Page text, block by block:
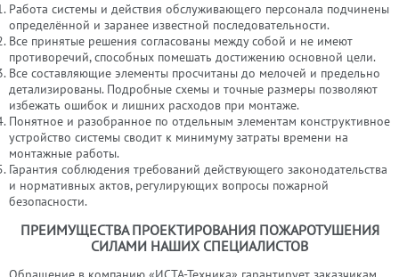
Работа системы и действия обслуживающего персонала подчинены
определённой и заранее известной последовательности.
Все принятые решения согласованы между собой и не имеют
противоречий, способных помешать достижению основной цели.
Все составляющие элементы просчитаны до мелочей и предельно
детализированы. Подробные схемы и точные размеры позволяют
избежать ошибок и лишних расходов при монтаже.
Понятное и разобранное по отдельным элементам конструктивное
устройство системы сводит к минимуму затраты времени на
монтажные работы.
Гарантия соблюдения требований действующего законодательства
и нормативных актов, регулирующих вопросы пожарной
безопасности.
ПРЕИМУЩЕСТВА ПРОЕКТИРОВАНИЯ ПОЖАРОТУШЕНИЯ
СИЛАМИ НАШИХ СПЕЦИАЛИСТОВ